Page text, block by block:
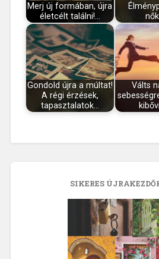
Merj új formában, újra
életcélt találni!…
Gondold újra a múltat!
A régi érzések,
tapasztalatok…
Válts
SIKERES